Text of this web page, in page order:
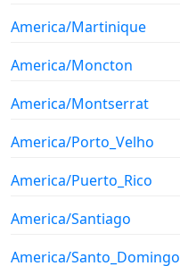
America/Martinique
America/Moncton
America/Montserrat
America/Porto_Velho
America/Puerto_Rico
America/Santiago
America/Santo_Domingo